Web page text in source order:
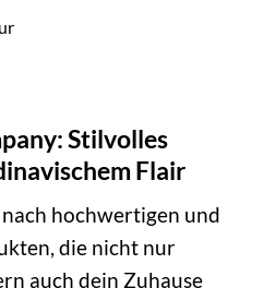
Stilvolles
Flair
hochwertigen und
die nicht nur
auch dein Zuhause